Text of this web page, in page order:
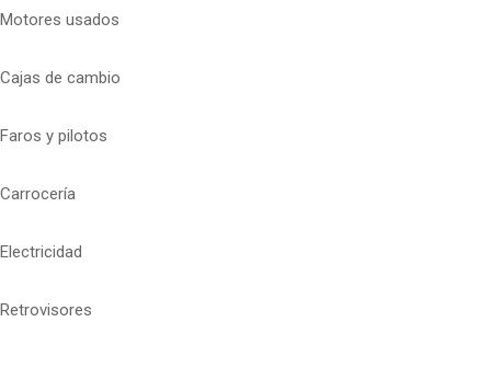
Motores usados
Cajas de cambio
Faros y pilotos
Carrocería
Electricidad
Retrovisores